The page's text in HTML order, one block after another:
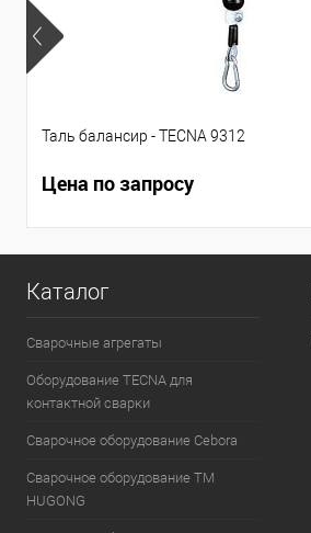
Таль балансир - TECNA 9312
Цена по запросу
Каталог
Сварочные агрегаты
Оборудование TECNA для
контактной сварки
Сварочное оборудование Cebora
Сварочное оборудование ТМ
HUGONG